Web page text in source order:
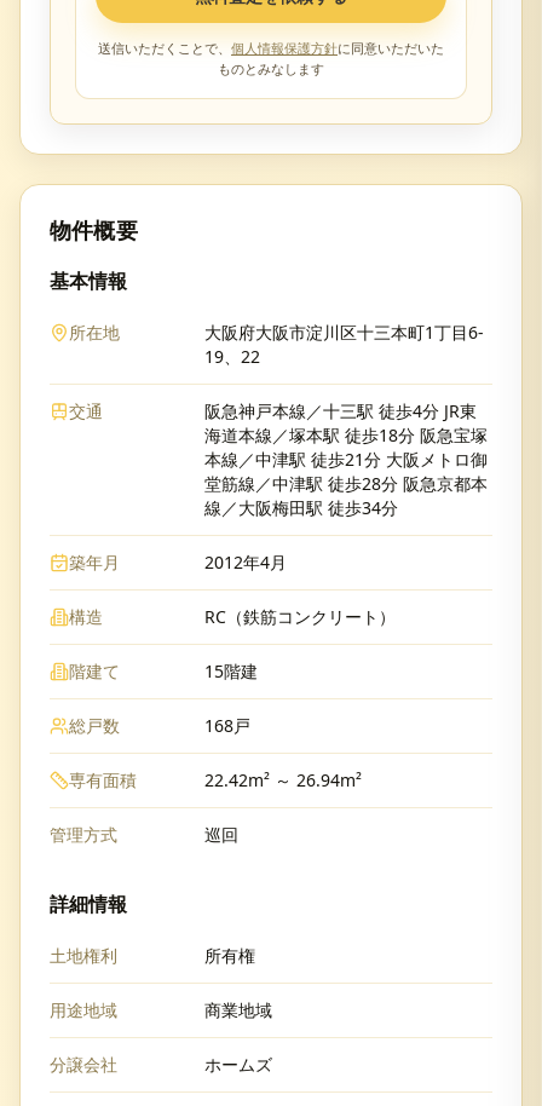
送信いただくことで、 個人情報保護方針に同意いただいた
ものとみなします
物件概要
基本情報
所在地
大阪府大阪市淀川区十三本町1丁目6-
19、22
交通
阪急神戸本線／十三駅 徒歩4分 JR東
海道本線／塚本駅 徒歩18分 阪急宝塚
本線／中津駅 徒歩21分 大阪メトロ御
堂筋線／中津駅 徒歩28分 阪急京都本
線／大阪梅田駅 徒歩34分
築年月 2012年4月
構造 RC（鉄筋コンクリート）
階建て 15階建
総戸数 168戸
専有面積 22.42m² ～ 26.94m²
管理方式 巡回
詳細情報
土地権利 所有権
用途地域 商業地域
分譲会社 ホームズ